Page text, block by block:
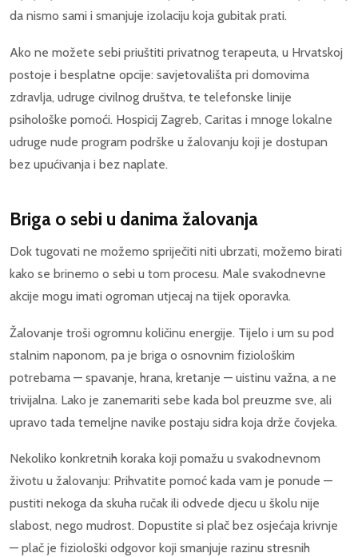
da nismo sami i smanjuje izolaciju koja gubitak prati.
Ako ne možete sebi priuštiti privatnog terapeuta, u Hrvatskoj
postoje i besplatne opcije: savjetovališta pri domovima
zdravlja, udruge civilnog društva, te telefonske linije
psihološke pomoći. Hospicij Zagreb, Caritas i mnoge lokalne
udruge nude program podrške u žalovanju koji je dostupan
bez upućivanja i bez naplate.
Briga o sebi u danima žalovanja
Dok tugovati ne možemo spriječiti niti ubrzati, možemo birati
kako se brinemo o sebi u tom procesu. Male svakodnevne
akcije mogu imati ogroman utjecaj na tijek oporavka.
Žalovanje troši ogromnu količinu energije. Tijelo i um su pod
stalnim naponom, pa je briga o osnovnim fiziološkim
potrebama — spavanje, hrana, kretanje — uistinu važna, a ne
trivijalna. Lako je zanemariti sebe kada bol preuzme sve, ali
upravo tada temeljne navike postaju sidra koja drže čovjeka.
Nekoliko konkretnih koraka koji pomažu u svakodnevnom
životu u žalovanju: Prihvatite pomoć kada vam je ponude —
pustiti nekoga da skuha ručak ili odvede djecu u školu nije
slabost, nego mudrost. Dopustite si plač bez osjećaja krivnje
— plač je fiziološki odgovor koji smanjuje razinu stresnih